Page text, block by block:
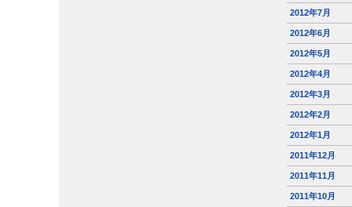
2012年7月
2012年6月
2012年5月
2012年4月
2012年3月
2012年2月
2012年1月
2011年12月
2011年11月
2011年10月